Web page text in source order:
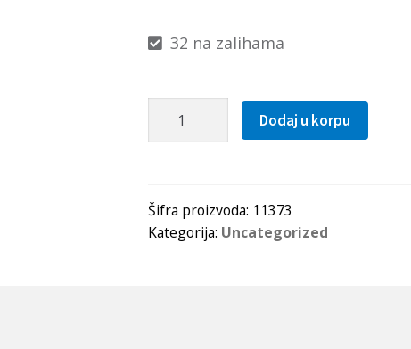
32 na zalihama
količina
Dodaj u korpu
Šifra proizvoda: 11373
Kategorija: Uncategorized